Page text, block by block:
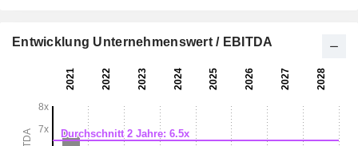
Entwicklung Unternehmenswert / EBITDA